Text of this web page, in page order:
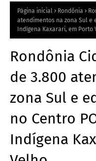
Página inicial Rondônia
atendimentos na zona Sul e
Indígena Kaxarari, em Porto
Rondônia
de 3.800
zona Sul e
no Centro
Indígena